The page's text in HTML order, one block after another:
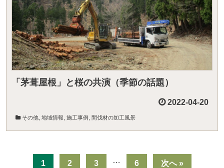
「茅葺屋根」と桜の共演（季節の話題）
2022-04-20
その他 地域情報 施工事例 間伐材の加工風景
1 2 3 … 6 次へ »